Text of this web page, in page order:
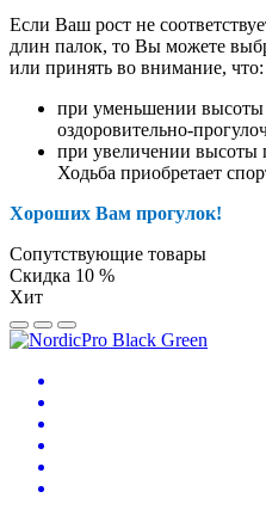
Если Ваш рост не
длин палок, то Вы можете
или принять во внимание, что:
при уменьшении высоты
оздоровительно-
при увеличении высоты
Ходьба приобретает
Хороших Вам прогулок!
Сопутствующие товары
Скидка 10 %
Хит